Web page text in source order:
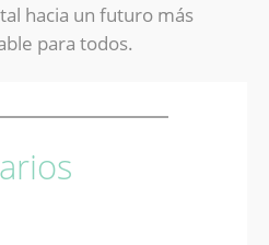
hacia un futuro más
para todos.